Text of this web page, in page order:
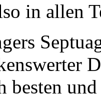
in allen
besten